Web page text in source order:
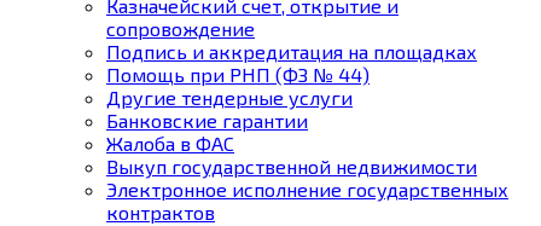
Казначейский счет, открытие и
сопровождение
Подпись и аккредитация на площадках
Помощь при РНП (ФЗ № 44)
Другие тендерные услуги
Банковские гарантии
Жалоба в ФАС
Выкуп государственной недвижимости
Электронное исполнение государственных
контрактов